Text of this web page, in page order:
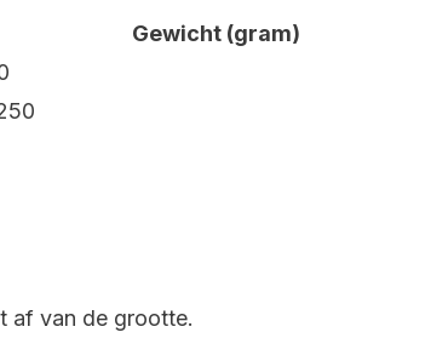
Gewicht (gram)
af van de grootte.